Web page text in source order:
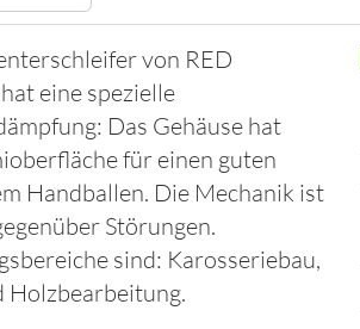
von RED
eine spezielle
Das Gehäuse hat
für einen guten
Handballen. Die Mechanik ist
Störungen.
sind: Karosseriebau,
Holzbearbeitung.